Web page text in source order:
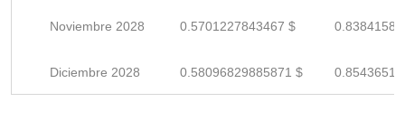
Noviembre 2028 0.5701227843467 $
Diciembre 2028 0.58096829885871 $